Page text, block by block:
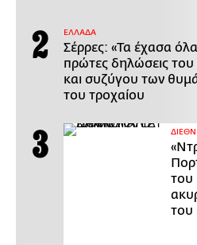
ΕΛΛΑΔΑ
Σέρρες: «Τα έχασα
πρώτες δηλώσεις
και συζύγου των
του τροχαίου
του
του